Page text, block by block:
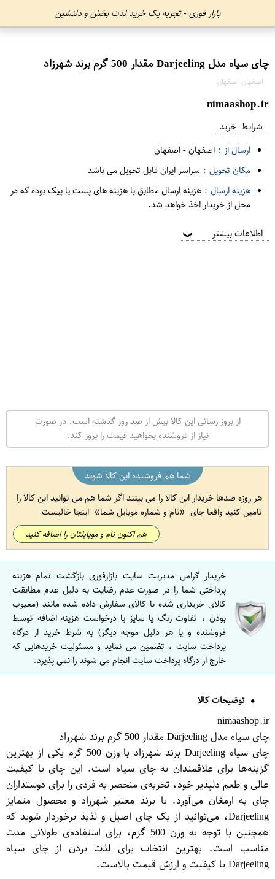
بازار فوری - تجربه یک خرید لذت بخش و دلنشین
چای سیاه مدل Darjeeling مقدار 500 گرم برند شهرزاد
اصفهان اصفهان
nimaashop.ir
شرایط خرید
ارسال از : اصفهان-اصفهان
مکان تحویل : سراسر ایران قابل تحویل می باشد
هزینه ارسال : هزینه ارسال مطابق با هزینه های پست یا پیک بوده که در
محل از خریدار اخذ خواهد شد.
اطلاعات بیشتر ❯
از بروز رسانی این کالا بیش از صد روز گذشته است. در صورت
نیاز از فروشنده بخواهید قیمت را بروز کند.
شما هم فروشنده این کالا شوید
هر روزه صدها خریدار این کالا را می بینند اگر شما هم می توانید این کالا را
تامین کنید واقعا جای
نام و شماره موبایل شما اینجا خالیست
هم اکنون نام و موبایلتان را اضافه کنید
خریدار گرامی مدیریت سایت بازارفوری بازگشت تمام هزینه
پرداختی شما را در صورت عدم رضایت به دلیل عدم مطابقت
کالای خریداری شده با کالای سفارش داده شده مانند (معیوب
بودن ، تفاوت رنگ یا سایز یا درخواست هزینه اضافه توسط
فروشنده و یا هر دلیل موجه دیگر) به شرط خرید از درگاه
پرداخت سایت ، تضمین می نماید و مسئولیت خریدهایی که
خارج از درگاه پرداخت سایت انجام می شوند را نمی پذیرد.
توضیحات کالا
nimaashop.ir
چای سیاه مدل Darjeeling مقدار 500 گرم برند شهرزاد
چای سیاه Darjeeling برند شهرزاد با وزن 500 گرم یکی از بهترین
گزینه‌ها برای علاقمندان به چای سیاه است. این چای با کیفیت
عالی و طعم دلپذیر خود، تجربه‌ی منحصر به فردی را برای دوستداران
چای به ارمغان می‌آورد. با برند معتبر شهرزاد و محصول متمایز
Darjeeling، می‌توانید از یک چای اصیل و لذیذ برخوردار شوید که
همچنین با توجه به وزن 500 گرم، برای استفاده‌ی طولانی مدت
مناسب است. بهترین انتخاب برای لذت بردن از چای سیاه
Darjeeling با کیفیت و ارزش قیمت بالاست.